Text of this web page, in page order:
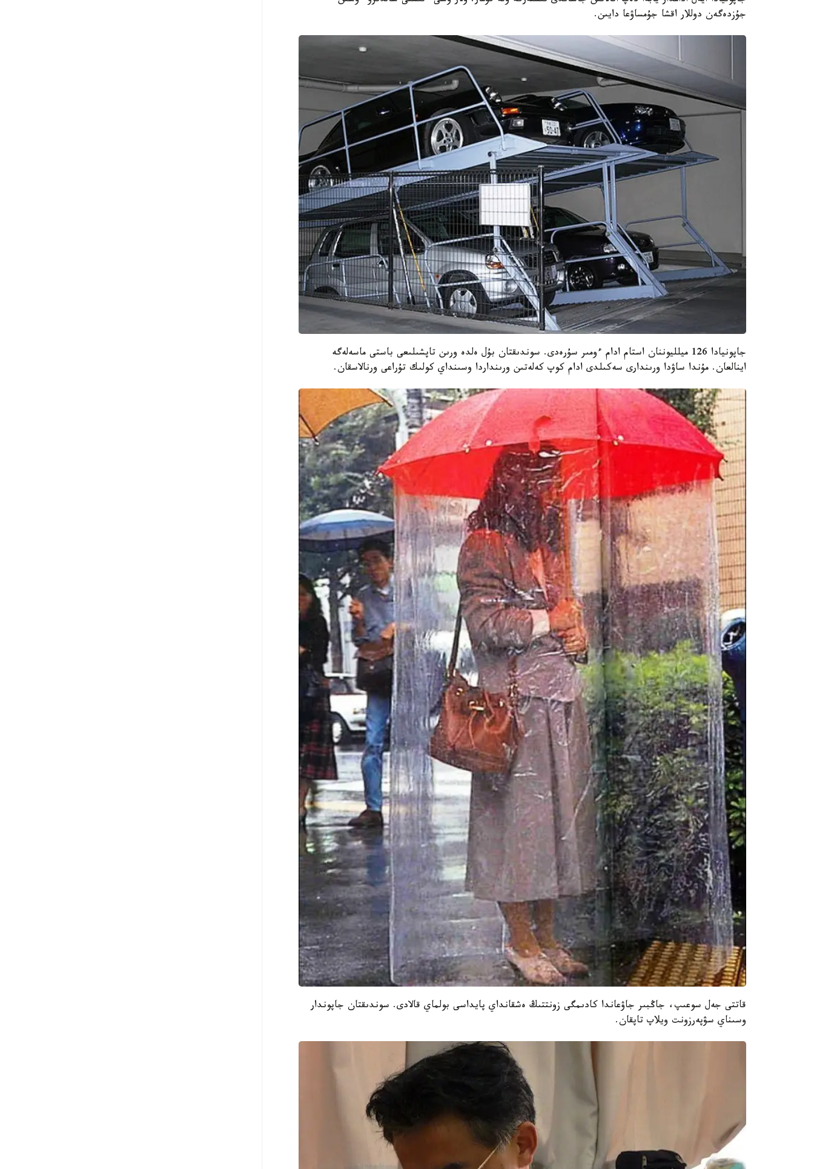
جۇزدەگەن دوللار اقشا جۇمساۋعا دايىن.
جاپونيادا 126 ميلليوننان استام ادام ءومىر سۇرەدى. سوندىقتان بۇل ەلدە ورىن تاپشىلىعى باستى ماسەلەگە
اينالعان. مۇندا ساۋدا ورىندارى سەكىلدى ادام كوپ كەلەتىن ورىنداردا وسىنداي كولىك تۇراعى ورنالاسقان.
قاتتى جەل سوعىپ، جاڭبىر جاۋعاندا كادىمگى زونتتىڭ ەشقانداي پايداسى بولماي قالادى. سوندىقتان جاپوندار
وسىناي سۋپەرزونت ويلاپ تاپقان.